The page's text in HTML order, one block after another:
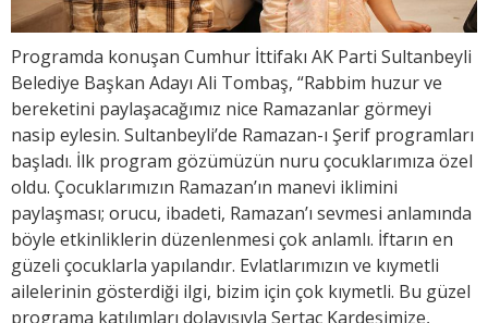
Programda konuşan Cumhur İttifakı AK Parti Sultanbeyli
Belediye Başkan Adayı Ali Tombaş, “Rabbim huzur ve
bereketini paylaşacağımız nice Ramazanlar görmeyi
nasip eylesin. Sultanbeyli’de Ramazan-ı Şerif programları
başladı. İlk program gözümüzün nuru çocuklarımıza özel
oldu. Çocuklarımızın Ramazan’ın manevi iklimini
paylaşması; orucu, ibadeti, Ramazan’ı sevmesi anlamında
böyle etkinliklerin düzenlenmesi çok anlamlı. İftarın en
güzeli çocuklarla yapılandır. Evlatlarımızın ve kıymetli
ailelerinin gösterdiği ilgi, bizim için çok kıymetli. Bu güzel
programa katılımları dolayısıyla Sertaç Kardeşimize,